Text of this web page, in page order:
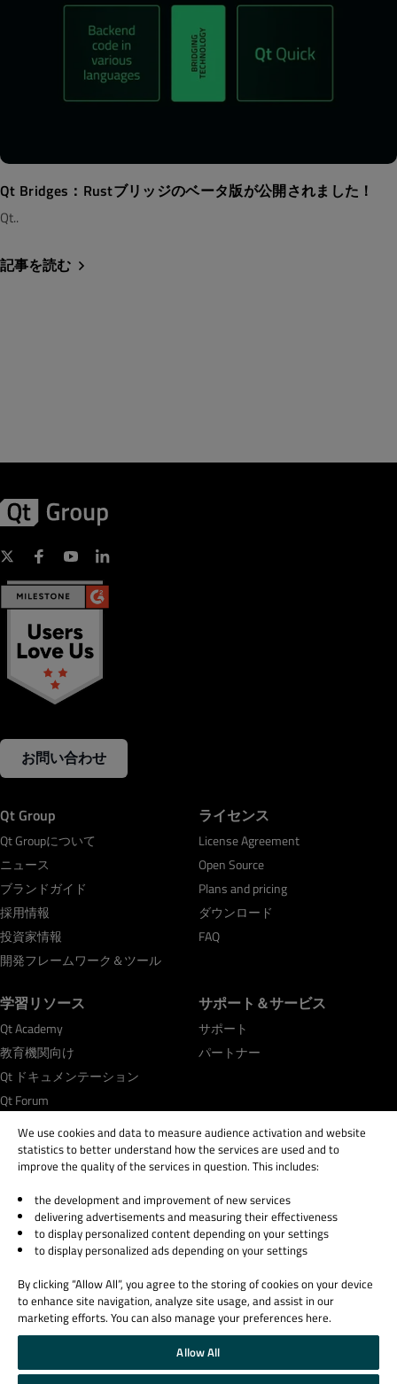
Qt Bridges：Rustブリッジのベータ版が公開されました！
Qt..
記事を読む
お問い合わせ
Qt Group
Qt Groupについて
ニュース
ブランドガイド
採用情報
投資家情報
開発フレームワーク＆ツール
ライセンス
License Agreement
Open Source
Plans and pricing
ダウンロード
FAQ
学習リソース
Qt Academy
教育機関向け
Qt ドキュメンテーション
Qt Forum
サポート＆サービス
サポート
パートナー
© 2026 The Qt Company
Legal Notice
Privacy and Cookie Policy
Trust Center
Cookie Settings
Email Preferences
Qt Group includes The Qt Company Oy and its global subsidiaries and affiliates.
We use cookies and data to measure audience activation and website
statistics to better understand how the services are used and to
improve the quality of the services in question. This includes:
the development and improvement of new services
delivering advertisements and measuring their effectiveness
to display personalized content depending on your settings
to display personalized ads depending on your settings
By clicking “Allow All”, you agree to the storing of cookies on your device
to enhance site navigation, analyze site usage, and assist in our
marketing efforts. You can also manage your preferences here.
Allow All